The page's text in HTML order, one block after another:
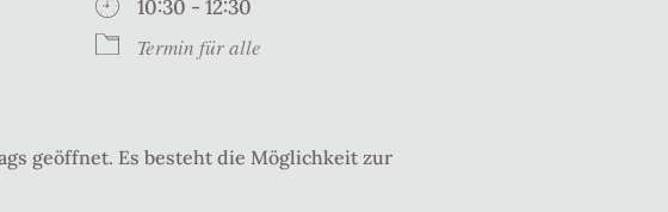
10:30 - 12:30
Termin für alle
geöffnet. Es besteht die Möglichkeit zur